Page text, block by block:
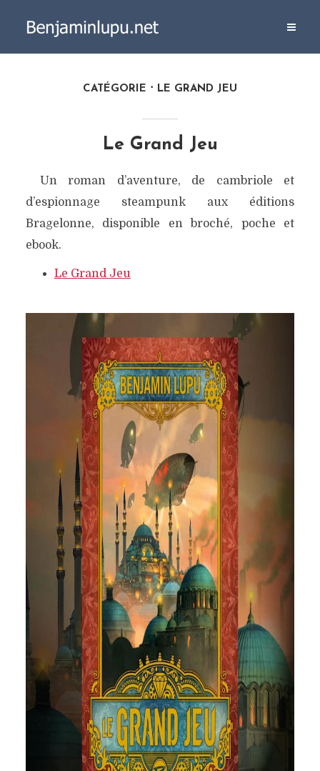
CATÉGORIE LE GRAND JEU
Le Grand Jeu
Un roman d’aventure, de cambriole et
d’espionnage steampunk aux éditions
Bragelonne, disponible en broché, poche et
ebook.
Le Grand Jeu